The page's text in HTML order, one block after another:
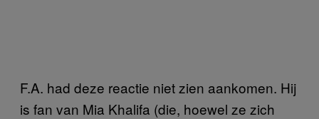
F.A. had deze reactie niet zien aankomen. Hij
is fan van Mia Khalifa (die, hoewel ze zich